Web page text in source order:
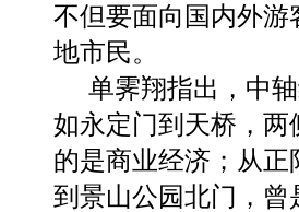
不但要面向国内外
地市民。
单霁翔指出，中
如永定门到天桥，
的是商业经济；从
到景山公园北门，